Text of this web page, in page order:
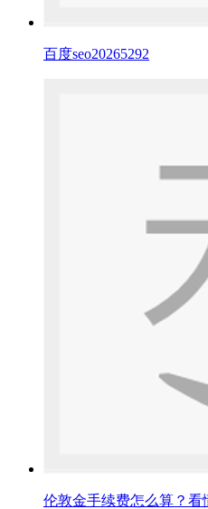
百度seo20265292
伦敦金手续费怎么算？看